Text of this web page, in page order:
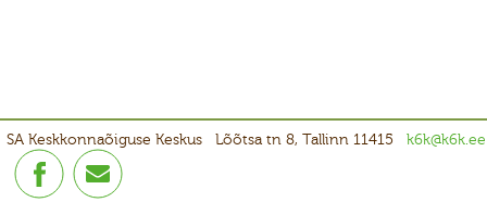
SA Keskkonnaõiguse Keskus Lõõtsa tn 8, Tallinn 11415 k6k@k6k.ee